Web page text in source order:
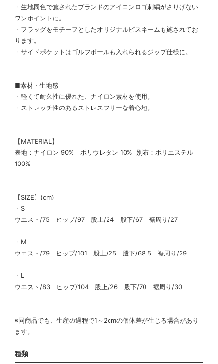
・生地同色で施されたブランドのアイコンロゴ刺繍がさりげない
ワンポイントに。
・フラッグをモチーフとしたオリジナルピスネームも施されてお
ります。
・サイドポケットはゴルフボールも入れられるジップ仕様に。
■素材・生地感
・軽くて耐久性に優れた、ナイロン素材を使用。
・ストレッチ性のあるストレスフリーな着心地。
【MATERIAL】
表地：ナイロン 90% ポリウレタン 10% 別布：ポリエステル
100%
【SIZE】(cm)
・S
ウエスト/75 ヒップ/97 股上/24 股下/67 裾周り/27
・M
ウエスト/79 ヒップ/101 股上/25 股下/68.5 裾周り/29
・L
ウエスト/83 ヒップ/104 股上/26 股下/70 裾周り/30
※同商品でも、生産の過程で1～2cmの個体差が生じる場合があり
ます。
種類